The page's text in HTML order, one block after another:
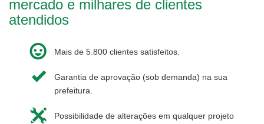
mercado e milhares de clientes
atendidos
Mais de 5.800 clientes satisfeitos.
Garantia de aprovação (sob demanda) na sua
prefeitura.
Possibilidade de alterações em qualquer projeto